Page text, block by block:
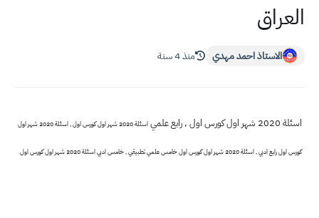
العراق
الاستاذ احمد مهدي منذ 4 سنة
اسئلة 2020 شهر اول كورس اول , رابع علمي اسئلة 2020 شهر اول كورس اول , اسئلة 2020 شهر اول
كورس اول رابع ادبي , اسئلة 2020 شهر اول كورس اول خامس علمي تطبيقي , خامس ادبي اسئلة 2020 شهر اول كورس اول